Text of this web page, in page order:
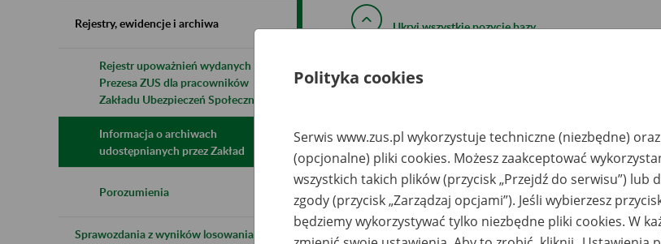
Rejestry, ewidencje i archiwa
Rejestr upoważnień wydanych przez
Prezesa ZUS dla pracowników
Zakładu Ubezpieczeń Społecznych
Informacja o archiwach
udostępnianych przez Zakład
Porozumienia
Sprawozdania z wyników losowania do
Ukryj wszystkie pozycje bazy
Nazwa
PKP Cargo S.A.
Zakład Taboru w
Bydgoszczy -
Bydgoszcz, ul.
Inwalidów 1
Biuro Spraw
Pracowniczych;
Zamiejscowy Wydział
Dokumentacji w
Sosnowcu –
Sosnowiec, ul.
Polityka cookies
Serwis www.zus.pl wykorzystuje techniczne (niezbędne)
(opcjonalne) pliki cookies. Możesz zaakceptować
wszystkich takich plików (przycisk „Przejdź do serwisu”) lub
zgody (przycisk „Zarządzaj opcjami”). Jeśli wybierzesz
będziemy wykorzystywać tylko niezbędne pliki cookies. W